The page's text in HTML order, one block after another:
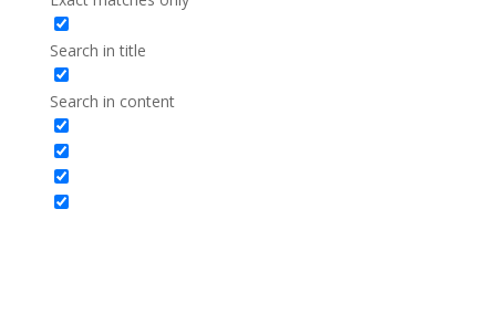
Search in title
Search in content